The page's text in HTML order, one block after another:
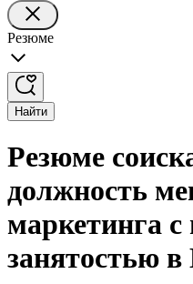
Резюме
Найти
Резюме
должность
маркетинга с
занятостью в